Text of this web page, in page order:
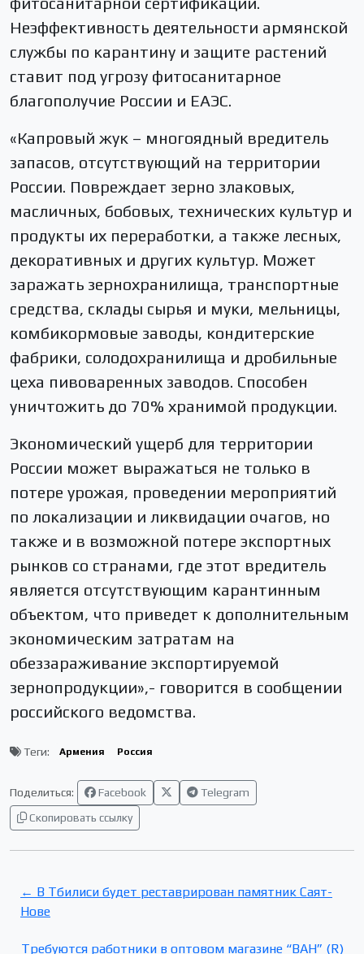
Неэффективность деятельности армянской
службы по карантину и защите растений
ставит под угрозу фитосанитарное
благополучие России и ЕАЭС.
«Капровый жук – многоядный вредитель
запасов, отсутствующий на территории
России. Повреждает зерно злаковых,
масличных, бобовых, технических культур и
продукты их переработки, а также лесных,
декоративных и других культур. Может
заражать зернохранилища, транспортные
средства, склады сырья и муки, мельницы,
комбикормовые заводы, кондитерские
фабрики, солодохранилища и дробильные
цеха пивоваренных заводов. Способен
уничтожить до 70% хранимой продукции.
Экономический ущерб для территории
России может выражаться не только в
потере урожая, проведении мероприятий
по локализации и ликвидации очагов, но
также и в возможной потере экспортных
рынков со странами, где этот вредитель
является отсутствующим карантинным
объектом, что приведет к дополнительным
экономическим затратам на
обеззараживание экспортируемой
зернопродукции»,- говорится в сообщении
российского ведомства.
Теги: Армения Россия
Поделиться: Facebook
Telegram
Скопировать ссылку
← В Тбилиси будет реставрирован памятник Саят-
Нове
Требуются работники в оптовом магазине “ВАН” (R)